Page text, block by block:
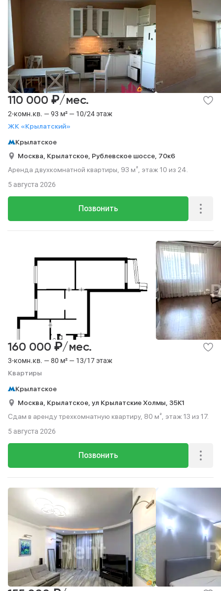
2-комн.кв. — 93 м² — 10/24 этаж
ЖК «Крылатский»
110 000 ₽/мес.
Крылатское
Москва, Крылатское, Рублевское шоссе, 70к6
Аренда двухкомнатной квартиры, 93 м², этаж 10 из 24.
Позвонить
5 августа 2026
3-комн.кв. — 80 м² — 13/17 этаж
Квартиры
160 000 ₽/мес.
Крылатское
Москва, Крылатское, ул Крылатские Холмы, 35К1
Сдам в аренду трехкомнатную квартиру, 80 м², этаж 13 из 17.
Позвонить
5 августа 2026